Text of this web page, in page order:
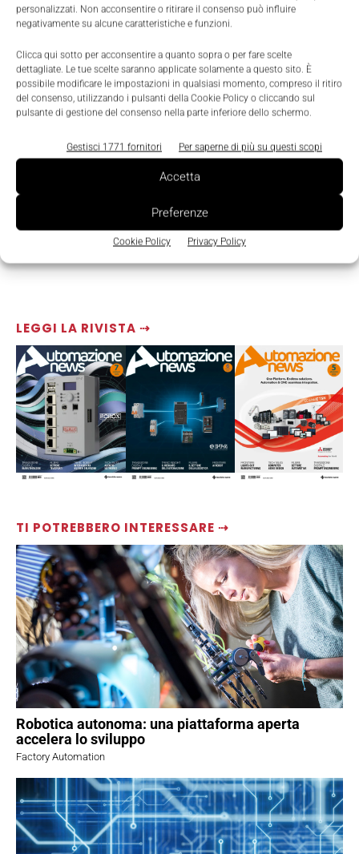
personalizzati. Non acconsentire o ritirare il consenso può influire
negativamente su alcune caratteristiche e funzioni.
Clicca qui sotto per acconsentire a quanto sopra o per fare scelte
dettagliate. Le tue scelte saranno applicate solamente a questo sito. È
possibile modificare le impostazioni in qualsiasi momento, compreso il ritiro
del consenso, utilizzando i pulsanti della Cookie Policy o cliccando sul
pulsante di gestione del consenso nella parte inferiore dello schermo.
Gestisci 1771 fornitori Per saperne di più su questi scopi
Accetta
Preferenze
Cookie Policy Privacy Policy
LEGGI LA RIVISTA ⇢
TI POTREBBERO INTERESSARE ⇢
Robotica autonoma: una piattaforma aperta
accelera lo sviluppo
Factory Automation